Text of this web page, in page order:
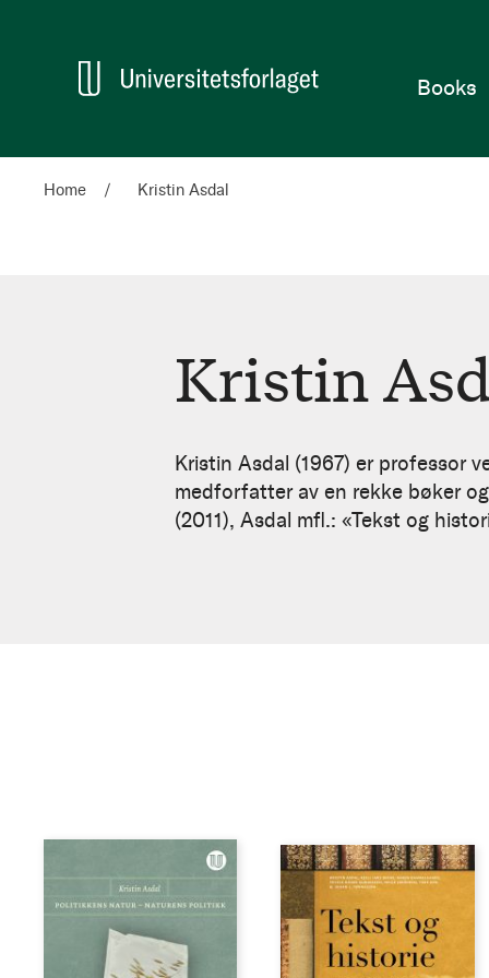
Home
Books
Home Kristin Asdal
Kristin
Asdal
Kristin
Kristin Asdal (1967) er professor
medforfatter av en rekke bøker
(2011), Asdal mfl.: «Tekst og